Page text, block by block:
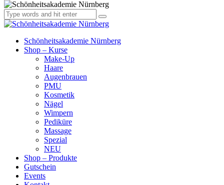
Schönheitsakademie Nürnberg
Shop – Kurse
Make-Up
Haare
Augenbrauen
PMU
Kosmetik
Nägel
Wimpern
Pediküre
Massage
Spezial
NEU
Shop – Produkte
Gutschein
Events